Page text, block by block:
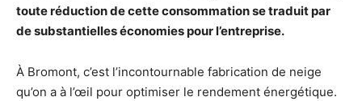
toute réduction de cette consommation se traduit par
de substantielles économies pour l’entreprise.
À Bromont, c’est l’incontournable fabrication de neige
qu’on a à l’œil pour optimiser le rendement énergétique.